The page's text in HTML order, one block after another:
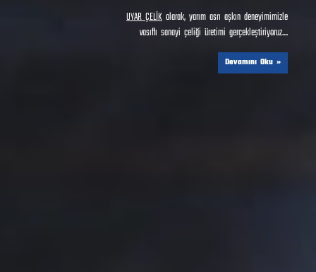
UYAR ÇELİK olarak, yarım asrı aşkın deneyimimizle
vasıflı sanayi çeliği üretimi gerçekleştiriyoruz....
Devamını Oku »